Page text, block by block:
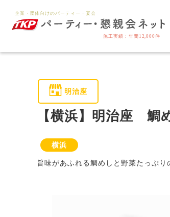
明治座
【横浜】明治座 鯛
横浜
旨味があふれる鯛めしと野菜たっぷ